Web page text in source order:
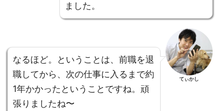
ました。
なるほど。ということは、前職を退
職してから、次の仕事に入るまで約
1年かかったということですね。頑
張りましたね〜
てぃかし